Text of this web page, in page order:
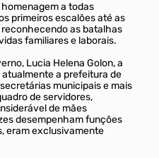
a todas
primeiros escalões até as
as batalhas
familiares e laborais.
Lucia Helena Golon, a
a prefeitura de
municipais e mais
de servidores,
de mães
desempenham funções
eram exclusivamente